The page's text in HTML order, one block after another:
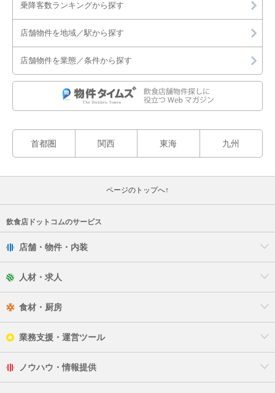
乗降客数ランキングから探す
店舗物件を地域／駅から探す
店舗物件を業態／条件から探す
首都圏 関西 東海 九州
ページのトップへ↑
飲食店ドットコムのサービス
店舗・物件・内装
人材・求人
食材・厨房
業務支援・運営ツール
ノウハウ・情報提供